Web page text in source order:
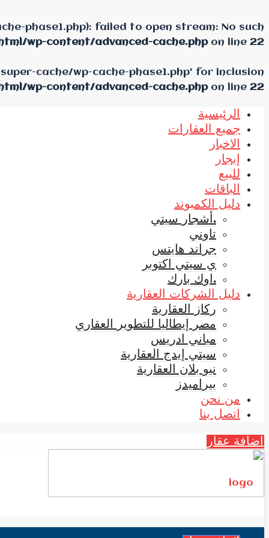
phase1.php): failed to open stream: No such
wp-content/advanced-cache.phpon line 22
cache/wp-cache-phase1.php' for inclusion
wp-content/advanced-cache.phpon line 22
الرئيسية
جميع العقارات
الاخبار
إيجار
للبيع
الباقات
دليل الكمبوند
.أشجار سيتي
تاوني
جراند هايتس
ي سيتي اكتوبر
.اوك بارك
دليل الشركات العقارية
ركاز العقارية
مصر إيطاليا للتطوير العقاري
مباني ادريس
سيتي إيدج العقارية
نيو بلان العقارية
بيراميدز
من نحن
اتصل بنا
اضافة عقار